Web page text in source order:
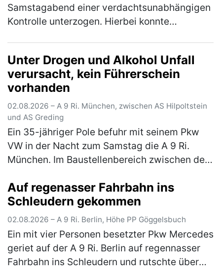
Samstagabend einer verdachtsunabhängigen
Kontrolle unterzogen. Hierbei konnte
Fahrers…(mehr)
Unter Drogen und Alkohol Unfall
verursacht, kein Führerschein
vorhanden
02.08.2026 – A 9 Ri. München, zwischen AS Hilpoltstein
und AS Greding
Ein 35-jähriger Pole befuhr mit seinem Pkw
VW in der Nacht zum Samstag die A 9 Ri.
München. Im Baustellenbereich zwischen der
für eine gute Idee, im abge…(mehr)
Auf regenasser Fahrbahn ins
Schleudern gekommen
02.08.2026 – A 9 Ri. Berlin, Höhe PP Göggelsbuch
Ein mit vier Personen besetzter Pkw Mercedes
geriet auf der A 9 Ri. Berlin auf regennasser
Fahrbahn ins Schleudern und rutschte über